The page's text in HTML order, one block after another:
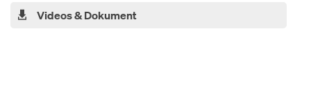
Videos & Dokument